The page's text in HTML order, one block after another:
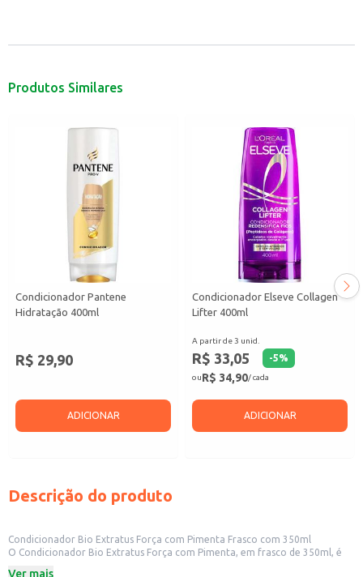
Produtos Similares
Condicionador Pantene
Hidratação 400ml
R$ 29,90
ADICIONAR
Condicionador Elseve Collagen
Lifter 400ml
A partir de 3 unid.
R$ 33,05 -5%
ouR$ 34,90/ cada
ADICIONAR
Descrição do produto
Condicionador Bio Extratus Força com Pimenta Frasco com 350ml
O Condicionador Bio Extratus Força com Pimenta, em frasco de 350ml, é
Ver mais